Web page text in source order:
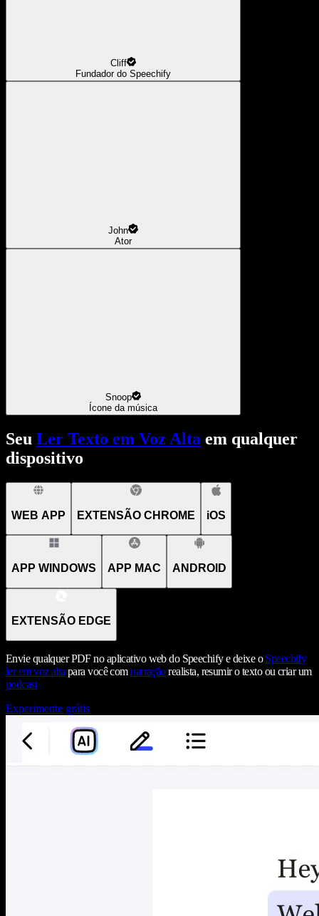
Cliff
Fundador do Speechify
John
Ator
Snoop
Ícone da música
Seu Ler Texto em Voz Alta em qualquer
dispositivo
WEB APP EXTENSÃO CHROME iOS
APP WINDOWS APP MAC ANDROID
EXTENSÃO EDGE
Envie qualquer PDF no aplicativo web do Speechify e deixe oSpeechify
ler em voz alta para você comnarraçãorealista, resumir o texto ou criar um
podcast
Experimente grátis